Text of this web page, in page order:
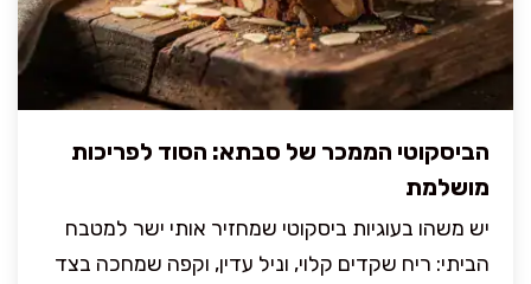
הביסקוטי הממכר של סבתא: הסוד לפריכות
מושלמת
יש משהו בעוגיות ביסקוטי שמחזיר אותי ישר למטבח
הביתי: ריח שקדים קלוי, וניל עדין, וקפה שמחכה בצד